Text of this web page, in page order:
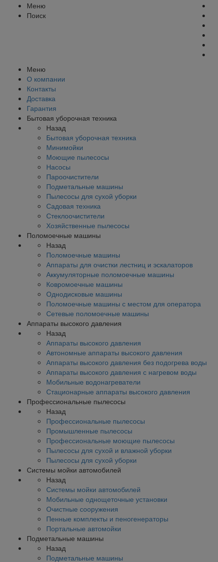
Меню
Поиск
Меню
О компании
Контакты
Доставка
Гарантия
Бытовая уборочная техника
Назад
Бытовая уборочная техника
Минимойки
Моющие пылесосы
Насосы
Пароочистители
Подметальные машины
Пылесосы для сухой уборки
Садовая техника
Стеклоочистители
Хозяйственные пылесосы
Поломоечные машины
Назад
Поломоечные машины
Аппараты для очистки лестниц и эскалаторов
Аккумуляторные поломоечные машины
Ковромоечные машины
Однодисковые машины
Поломоечные машины с местом для оператора
Сетевые поломоечные машины
Аппараты высокого давления
Назад
Аппараты высокого давления
Автономные аппараты высокого давления
Аппараты высокого давления без подогрева воды
Аппараты высокого давления с нагревом воды
Мобильные водонагреватели
Стационарные аппараты высокого давления
Профессиональные пылесосы
Назад
Профессиональные пылесосы
Промышленные пылесосы
Профессиональные моющие пылесосы
Пылесосы для сухой и влажной уборки
Пылесосы для сухой уборки
Системы мойки автомобилей
Назад
Системы мойки автомобилей
Мобильные однощеточные установки
Очистные сооружения
Пенные комплекты и пеногенераторы
Портальные автомойки
Подметальные машины
Назад
Подметальные машины